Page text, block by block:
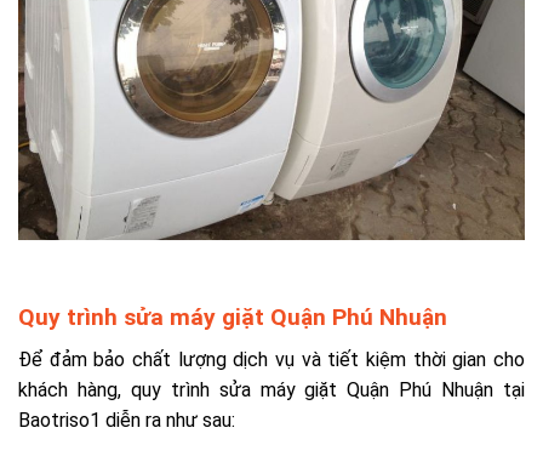
Quy trình sửa máy giặt Quận Phú Nhuận
Để đảm bảo chất lượng dịch vụ và tiết kiệm thời gian cho
khách hàng, quy trình sửa máy giặt Quận Phú Nhuận tại
Baotriso1 diễn ra như sau: